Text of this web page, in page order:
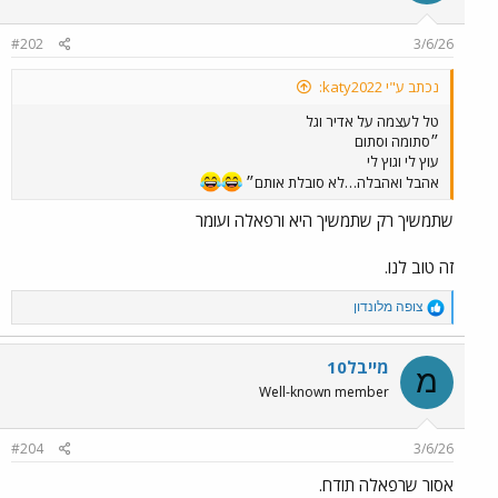
o
n
s
3/6/26
#202
נכתב ע"י katy2022:
טל לעצמה על אדיר וגל
״סתומה וסתום
עוץ לי וגוץ לי
אהבל ואהבלה…לא סובלת אותם״
שתמשיך רק שתמשיך היא ורפאלה ועומר
זה טוב לנו.
R
e
a
c
t
o
s
צופה מלונדון
מ מייבל10
Well-known member
3/6/26
#204
אסור שרפאלה תודח.